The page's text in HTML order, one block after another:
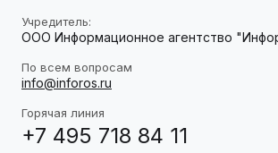
Учредитель:
ООО Информационное агентство
По всем вопросам
info@inforos.ru
Горячая линия
+7 495 718 84 11